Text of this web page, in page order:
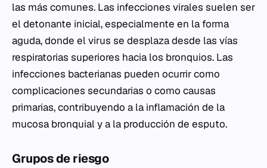
las más comunes. Las infecciones virales suelen ser
el detonante inicial, especialmente en la forma
aguda, donde el virus se desplaza desde las vías
respiratorias superiores hacia los bronquios. Las
infecciones bacterianas pueden ocurrir como
complicaciones secundarias o como causas
primarias, contribuyendo a la inflamación de la
mucosa bronquial y a la producción de esputo.
Grupos de riesgo